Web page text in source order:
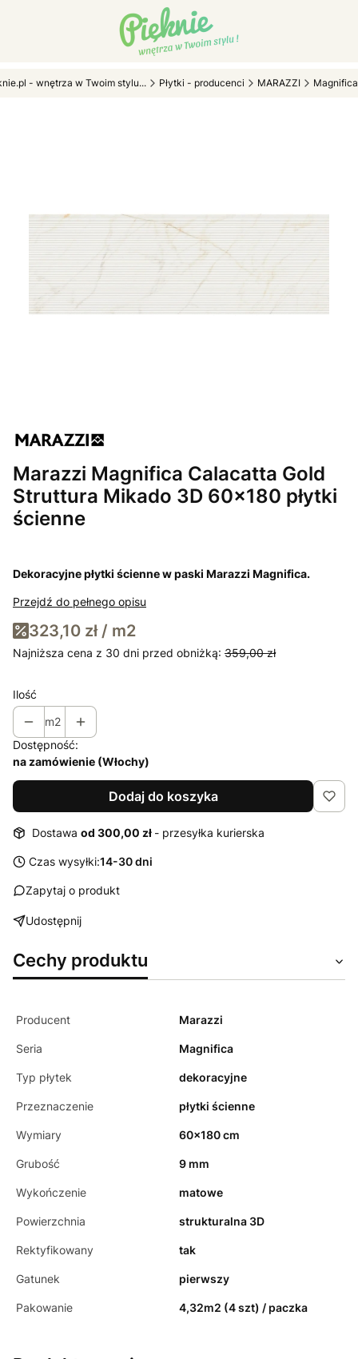
- wnętrza w Twoim stylu... Płytki - producenci MARAZZI Magnifica
Marazzi Magnifica Calacatta Gold
Struttura Mikado 3D 60x180 płytki
ścienne
Dekoracyjne płytki ścienne w paski Marazzi Magnifica.
Przejdź do pełnego opisu
323,10 zł / m2
Najniższa cena z 30 dni przed obniżką: 359,00 zł
Ilość
m2
Dostępność:
na zamówienie (Włochy)
Dodaj do koszyka
Dostawa od 300,00 zł - przesyłka kurierska
Czas wysyłki:14-30 dni
Zapytaj o produkt
Udostępnij
Cechy produktu
Producent Marazzi
Seria Magnifica
Typ płytek dekoracyjne
Przeznaczenie płytki ścienne
Wymiary 60x180 cm
Grubość 9 mm
Wykończenie matowe
Powierzchnia strukturalna 3D
Rektyfikowany tak
Gatunek pierwszy
Pakowanie 4,32m2 (4 szt) / paczka